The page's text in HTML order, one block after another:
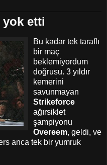
yok etti
Bu kadar tek taraflı
bir maç
beklemiyordum
doğrusu. 3 yıldır
kemerini
savunmayan
Strikeforce
ağırsiklet
şampiyonu
Overeem, geldi, ve
anca tek bir yumruk